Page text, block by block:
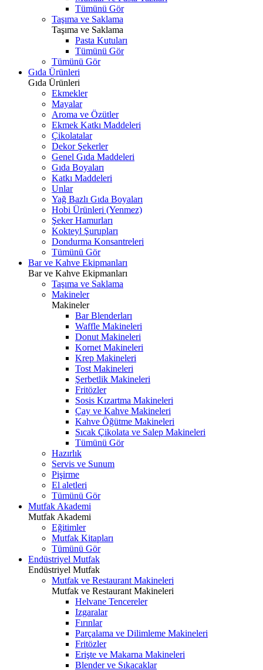
Tümünü Gör
Taşıma ve Saklama
Taşıma ve Saklama
Pasta Kutuları
Tümünü Gör
Tümünü Gör
Gıda Ürünleri
Gıda Ürünleri
Ekmekler
Mayalar
Aroma ve Özütler
Ekmek Katkı Maddeleri
Çikolatalar
Dekor Şekerler
Genel Gıda Maddeleri
Gıda Boyaları
Katkı Maddeleri
Unlar
Yağ Bazlı Gıda Boyaları
Hobi Ürünleri (Yenmez)
Şeker Hamurları
Kokteyl Şurupları
Dondurma Konsantreleri
Tümünü Gör
Bar ve Kahve Ekipmanları
Bar ve Kahve Ekipmanları
Taşıma ve Saklama
Makineler
Makineler
Bar Blenderları
Waffle Makineleri
Donut Makineleri
Kornet Makineleri
Krep Makineleri
Tost Makineleri
Şerbetlik Makineleri
Fritözler
Sosis Kızartma Makineleri
Çay ve Kahve Makineleri
Kahve Öğütme Makineleri
Sıcak Çikolata ve Salep Makineleri
Tümünü Gör
Hazırlık
Servis ve Sunum
Pişirme
El aletleri
Tümünü Gör
Mutfak Akademi
Mutfak Akademi
Eğitimler
Mutfak Kitapları
Tümünü Gör
Endüstriyel Mutfak
Endüstriyel Mutfak
Mutfak ve Restaurant Makineleri
Mutfak ve Restaurant Makineleri
Helvane Tencereler
Izgaralar
Fırınlar
Parçalama ve Dilimleme Makineleri
Fritözler
Erişte ve Makarna Makineleri
Blender ve Sıkacaklar